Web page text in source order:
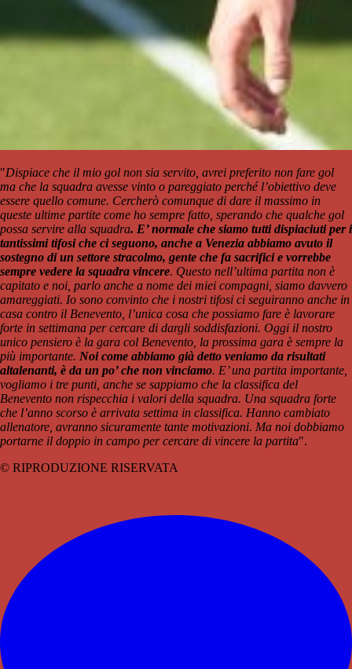
"Dispiace che il mio gol non sia servito, avrei preferito non fare gol
ma che la squadra avesse vinto o pareggiato perché l’obiettivo deve
essere quello comune. Cercherò comunque di dare il massimo in
queste ultime partite come ho sempre fatto, sperando che qualche gol
possa servire alla squadra. E’ normale che siamo tutti dispiaciuti per i
tantissimi tifosi che ci seguono, anche a Venezia abbiamo avuto il
sostegno di un settore stracolmo, gente che fa sacrifici e vorrebbe
sempre vedere la squadra vincere. Questo nell’ultima partita non è
capitato e noi, parlo anche a nome dei miei compagni, siamo davvero
amareggiati. Io sono convinto che i nostri tifosi ci seguiranno anche in
casa contro il Benevento, l’unica cosa che possiamo fare è lavorare
forte in settimana per cercare di dargli soddisfazioni. Oggi il nostro
unico pensiero è la gara col Benevento, la prossima gara è sempre la
più importante. Noi come abbiamo già detto veniamo da risultati
altalenanti, è da un po’ che non vinciamo. E’ una partita importante,
vogliamo i tre punti, anche se sappiamo che la classifica del
Benevento non rispecchia i valori della squadra. Una squadra forte
che l’anno scorso è arrivata settima in classifica. Hanno cambiato
allenatore, avranno sicuramente tante motivazioni. Ma noi dobbiamo
portarne il doppio in campo per cercare di vincere la partita".
© RIPRODUZIONE RISERVATA